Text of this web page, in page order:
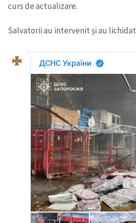
curs de actualizare.
Salvatorii au intervenit și au